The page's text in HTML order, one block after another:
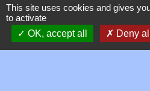
Commune de
This site uses cookies and gives
to activate
OK, accept all
Deny